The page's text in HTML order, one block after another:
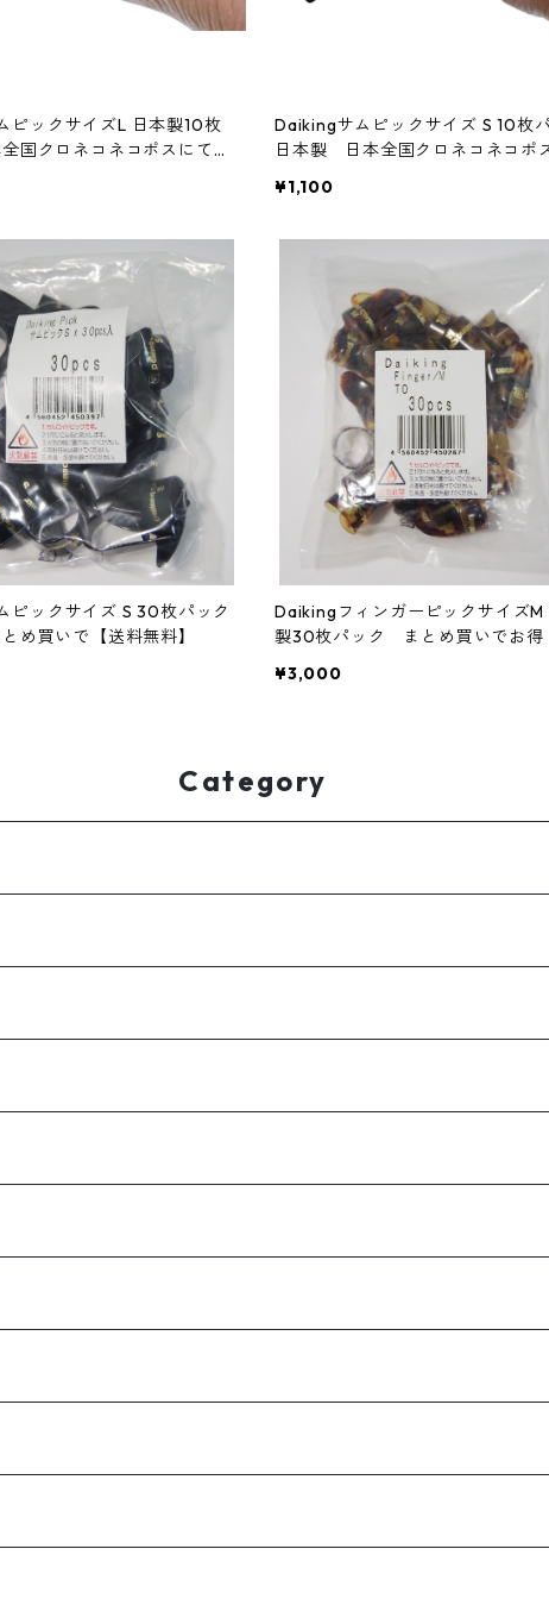
ピックサイズL 日本製10枚
国クロネコネコポスにてお
Daikingサムピックサイズ S 10枚
日本製 日本全国クロネコネコポ
¥1,100
ピックサイズ S 30枚パック
め買いで【送料無料】
DaikingフィンガーピックサイズM
製30枚パック まとめ買いでお得
¥3,000
Category
イプ）
プ）